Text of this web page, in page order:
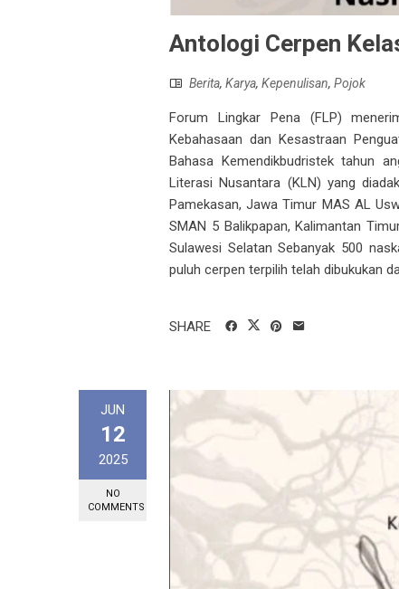
Antologi Cerpen
Berita, Karya, Kepenulisan, Pojok
Forum Lingkar Pena (FLP)
Kebahasaan dan Kesastraan
Bahasa Kemendikbudristek tahun
Literasi Nusantara (KLN) yang
Pamekasan, Jawa Timur MAS AL
SMAN 5 Balikpapan, Kalimantan
Sulawesi Selatan Sebanyak 500
puluh cerpen terpilih telah dibukukan
SHARE
JUN
12
2025
NO
COMMENTS